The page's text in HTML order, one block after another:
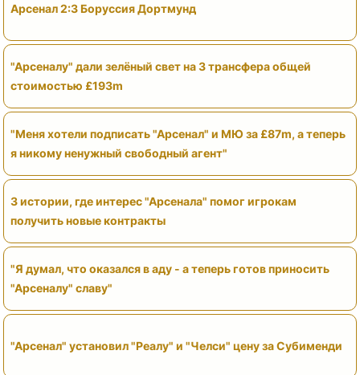
Арсенал 2:3 Боруссия Дортмунд
"Арсеналу" дали зелёный свет на 3 трансфера общей
стоимостью £193m
"Меня хотели подписать "Арсенал" и МЮ за £87m, а теперь
я никому ненужный свободный агент"
3 истории, где интерес "Арсенала" помог игрокам
получить новые контракты
"Я думал, что оказался в аду - а теперь готов приносить
"Арсеналу" славу"
"Арсенал" установил "Реалу" и "Челси" цену за Субименди